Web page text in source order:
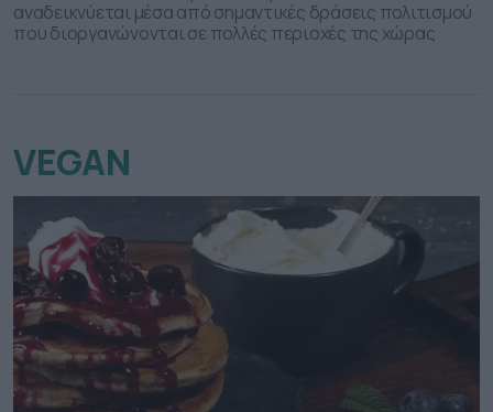
αναδεικνύεται μέσα από σημαντικές δράσεις πολιτισμού
που διοργανώνονται σε πολλές περιοχές της χώρας
VEGAN